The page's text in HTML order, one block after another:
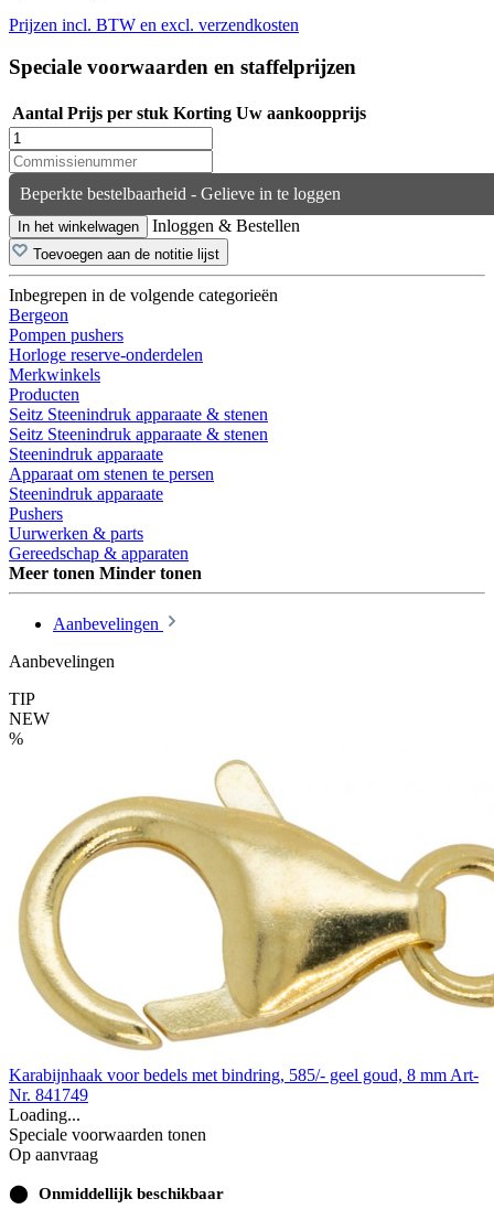
Prijzen incl. BTW en excl. verzendkosten
Speciale voorwaarden en staffelprijzen
Aantal Prijs per stuk Korting Uw aankoopprijs
Beperkte bestelbaarheid - Gelieve in te loggen
In het winkelwagen Inloggen & Bestellen
Toevoegen aan de notitie lijst
Inbegrepen in de volgende categorieën
Bergeon
Pompen pushers
Horloge reserve-onderdelen
Merkwinkels
Producten
Seitz Steenindruk apparaate & stenen
Seitz Steenindruk apparaate & stenen
Steenindruk apparaate
Apparaat om stenen te persen
Steenindruk apparaate
Pushers
Uurwerken & parts
Gereedschap & apparaten
Meer tonen Minder tonen
Aanbevelingen
Aanbevelingen
TIP
NEW
%
Karabijnhaak voor bedels met bindring, 585/- geel goud, 8 mm Art-
Nr. 841749
Loading...
Speciale voorwaarden tonen
Op aanvraag
⬤ Onmiddellijk beschikbaar